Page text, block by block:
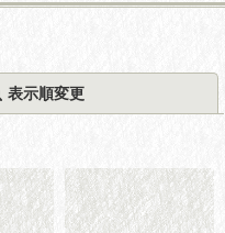
表示順変更